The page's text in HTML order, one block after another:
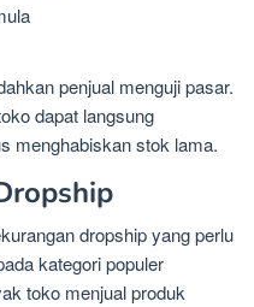
penjual menguji pasar.
dapat langsung
menghabiskan stok lama.
dropship yang perlu
kategori populer
toko menjual produk